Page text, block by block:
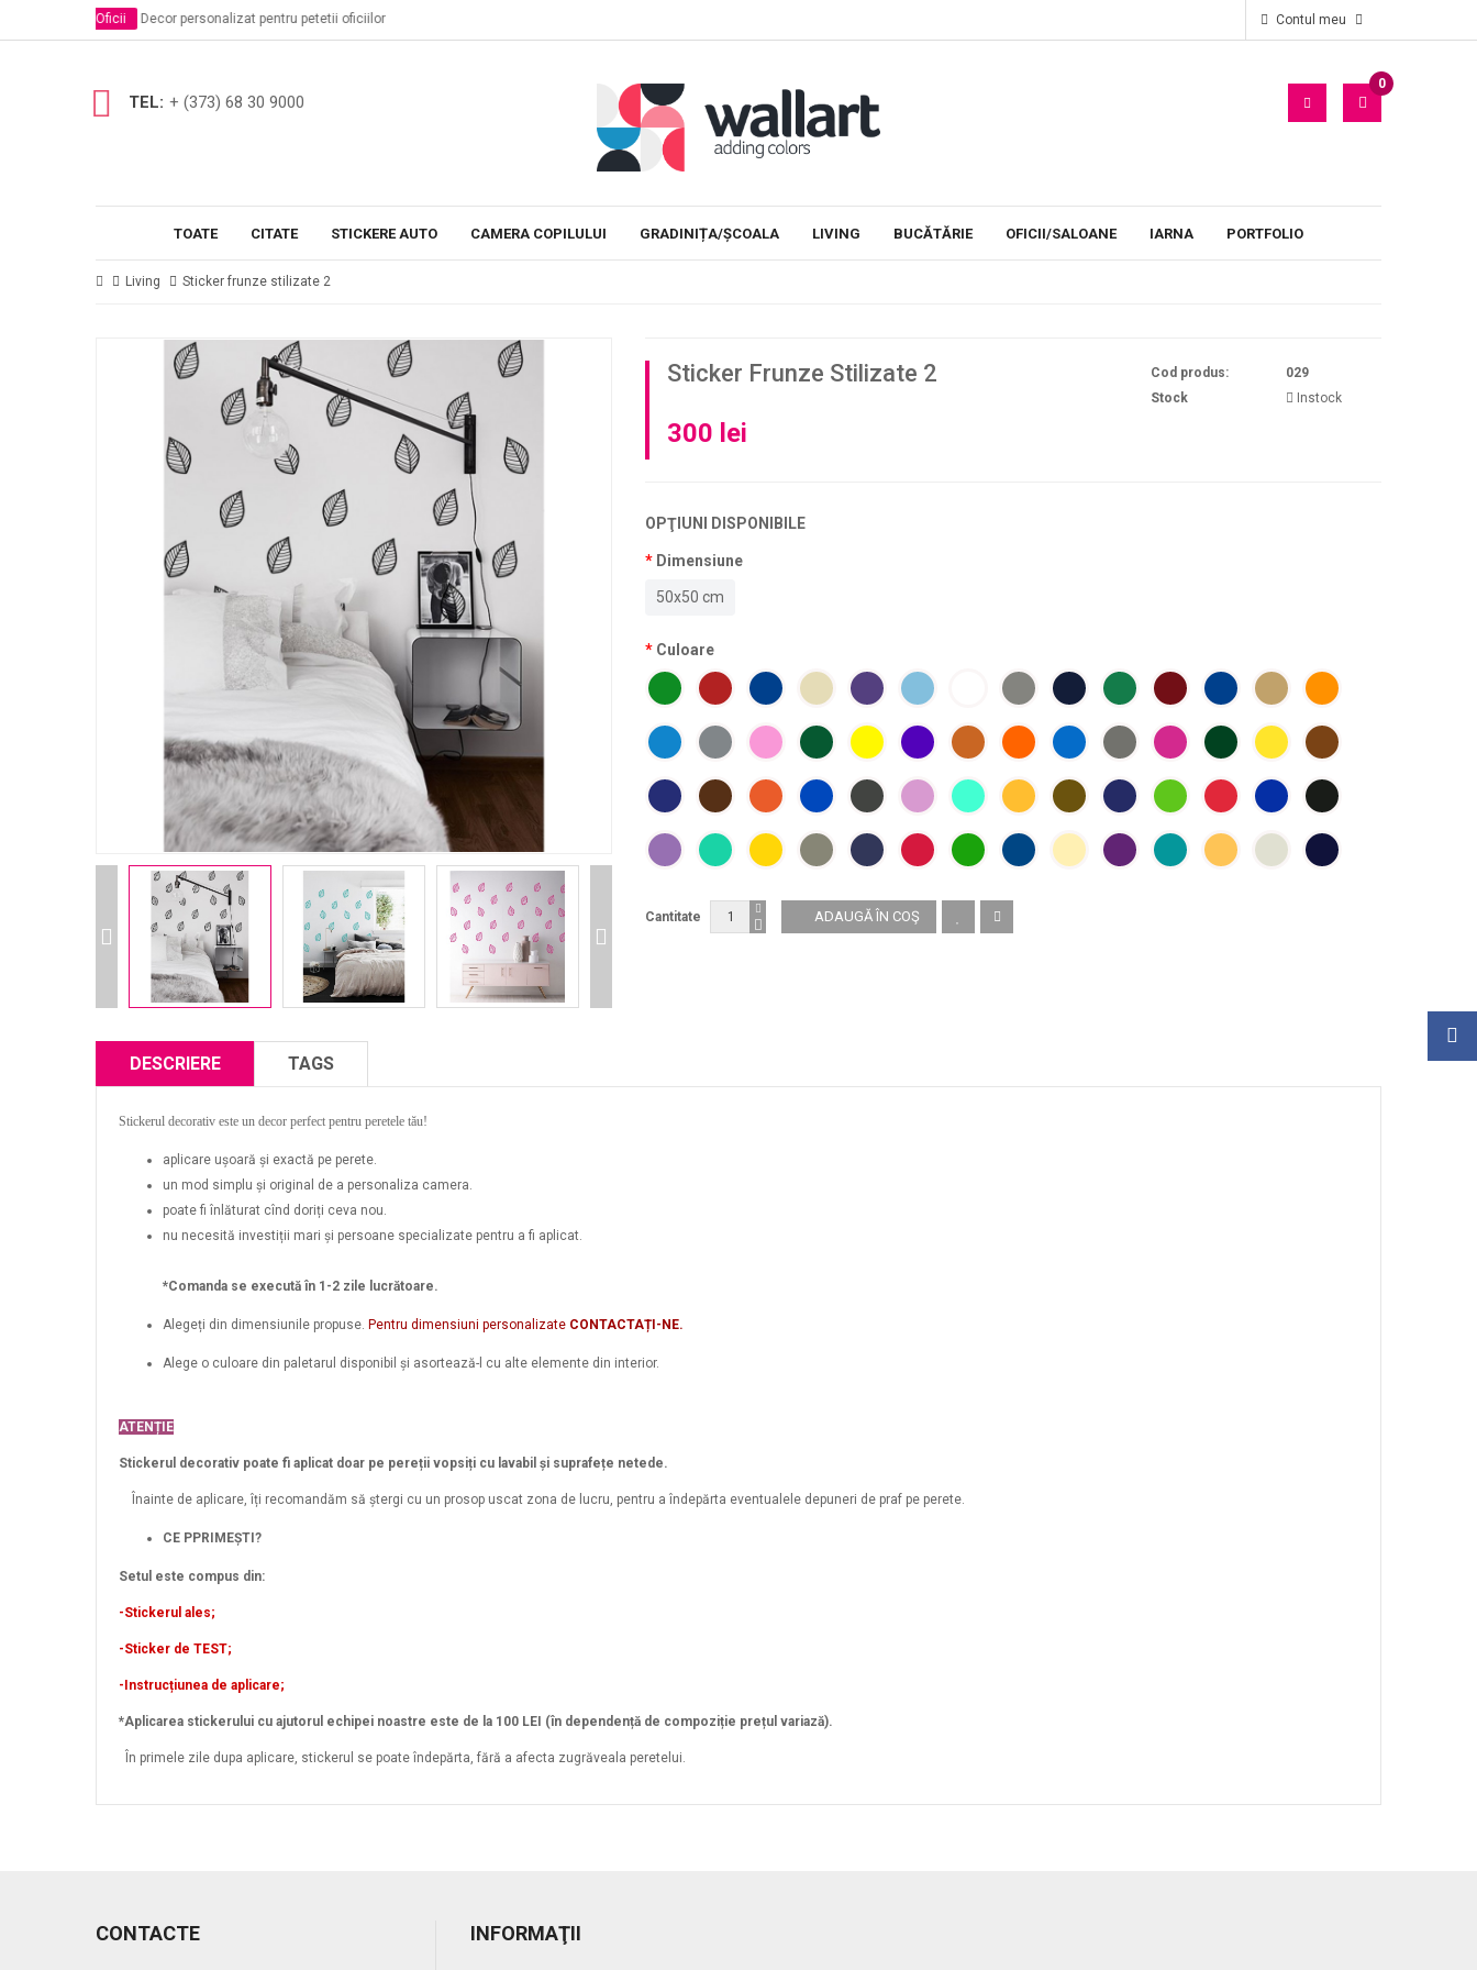
Scoli si Gradinite Stickere decorative in clase Decor personalizat pentru petetii oficiilor
Contul meu
TEL: + (373) 68 30 9000
0
TOATE CITATE STICKERE AUTO CAMERA COPILULUI GRADINIȚA/ȘCOALA LIVING BUCĂTĂRIE OFICII/SALOANE IARNA PORTFOLIO
Living Sticker frunze stilizate 2
Sticker Frunze Stilizate 2
300 lei
Cod produs:
029
Stock
Instock
OPŢIUNI DISPONIBILE
Dimensiune
50x50 cm
Culoare
Cantitate
DESCRIERE TAGS
Stickerul decorativ este un decor perfect pentru peretele tău!
aplicare ușoară și exactă pe perete.
un mod simplu și original de a personaliza camera.
poate fi înlăturat cînd doriți ceva nou.
nu necesită investiții mari și persoane specializate pentru a fi aplicat.
*Comanda se execută în 1-2 zile lucrătoare.
Alegeți din dimensiunile propuse. Pentru dimensiuni personalizate CONTACTAȚI-NE.
Alege o culoare din paletarul disponibil și asortează-l cu alte elemente din interior.
ATENȚIE
Stickerul decorativ poate fi aplicat doar pe pereții vopsiți cu lavabil și suprafețe netede.
Înainte de aplicare, îți recomandăm să ștergi cu un prosop uscat zona de lucru, pentru a îndepărta eventualele depuneri de praf pe perete.
CE PPRIMEȘTI?
Setul este compus din:
-Stickerul ales;
-Sticker de TEST;
-Instrucțiunea de aplicare;
*Aplicarea stickerului cu ajutorul echipei noastre este de la 100 LEI (în dependență de compoziție prețul variază).
În primele zile dupa aplicare, stickerul se poate îndepărta, fără a afecta zugrăveala peretelui.
CONTACTE INFORMAŢII